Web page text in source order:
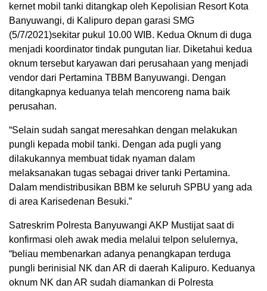
kernet mobil tanki ditangkap oleh Kepolisian Resort Kota
Banyuwangi, di Kalipuro depan garasi SMG
(5/7/2021)sekitar pukul 10.00 WIB. Kedua Oknum di duga
menjadi koordinator tindak pungutan liar. Diketahui kedua
oknum tersebut karyawan dari perusahaan yang menjadi
vendor dari Pertamina TBBM Banyuwangi. Dengan
ditangkapnya keduanya telah mencoreng nama baik
perusahan.
“Selain sudah sangat meresahkan dengan melakukan
pungli kepada mobil tanki. Dengan ada pugli yang
dilakukannya membuat tidak nyaman dalam
melaksanakan tugas sebagai driver tanki Pertamina.
Dalam mendistribusikan BBM ke seluruh SPBU yang ada
di area Karisedenan Besuki.”
Satreskrim Polresta Banyuwangi AKP Mustijat saat di
konfirmasi oleh awak media melalui telpon selulernya,
“beliau membenarkan adanya penangkapan terduga
pungli berinisial NK dan AR di daerah Kalipuro. Keduanya
oknum NK dan AR sudah diamankan di Polresta